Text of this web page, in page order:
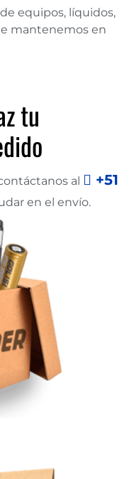
equipos, líquidos,
mantenemos en
tu
al
+51
en el envío.